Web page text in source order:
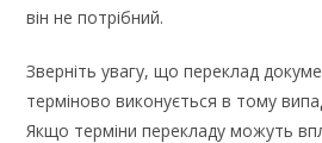
він не потрібний.
Зверніть увагу, що переклад
терміново виконується в тому
Якщо терміни перекладу можуть